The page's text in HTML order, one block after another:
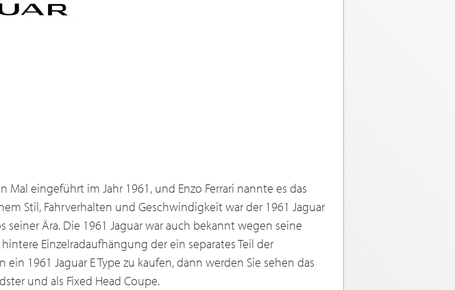
Mal eingeführt im Jahr 1961, und Enzo Ferrari nannte es das
Stil, Fahrverhalten und Geschwindigkeit war der 1961 Jaguar
seiner Ära. Die 1961 Jaguar war auch bekannt wegen seine
Einzelradaufhängung der ein separates Teil der
ein 1961 Jaguar E Type zu kaufen, dann werden Sie sehen das
und als Fixed Head Coupe.